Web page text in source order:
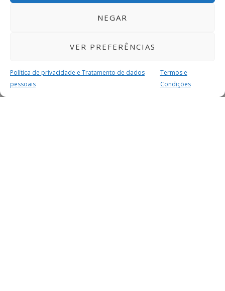
NEGAR
VER PREFERÊNCIAS
Política de privacidade e Tratamento de dados
pessoais
Termos e
Condições